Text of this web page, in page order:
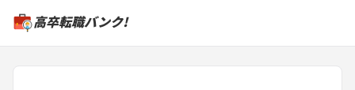
高卒転職バンク!